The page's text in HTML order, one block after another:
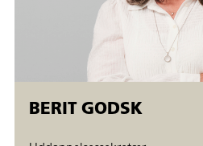
BERIT GODSK